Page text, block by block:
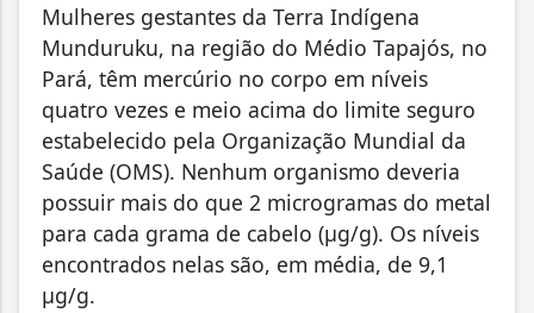
Mulheres gestantes da Terra Indígena
Munduruku, na região do Médio Tapajós, no
Pará, têm mercúrio no corpo em níveis
quatro vezes e meio acima do limite seguro
estabelecido pela Organização Mundial da
Saúde (OMS). Nenhum organismo deveria
possuir mais do que 2 microgramas do metal
para cada grama de cabelo (µg/g). Os níveis
encontrados nelas são, em média, de 9,1
µg/g.